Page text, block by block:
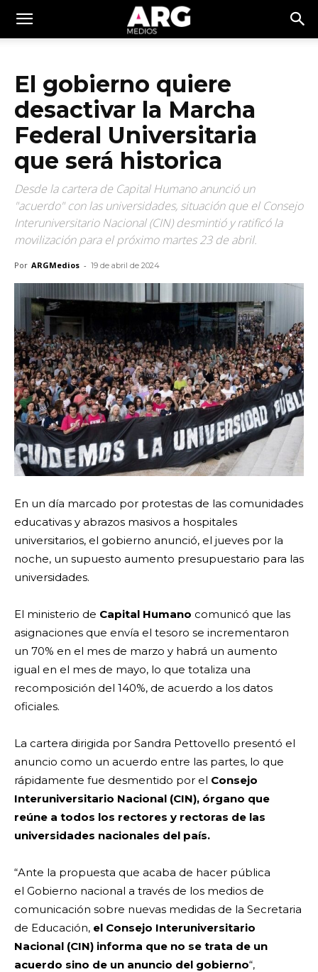
El gobierno quiere
desactivar la Marcha
Federal Universitaria
que será historica
Desde la cartera de Capital Humano anunció un
"acuerdo" con las universidades, situación que el Consejo
Interuniversitario Nacional (CIN) desmintió y ratificó la
movilización para el próximo martes 23 de abril.
Por ARGMedios - 19 de abril de 2024
En un día marcado por protestas de las comunidades
educativas y abrazos masivos a hospitales
universitarios, el gobierno anunció, el jueves por la
noche, un supuesto aumento presupuestario para las
universidades.
El ministerio de Capital Humano comunicó que las
asignaciones que envía el tesoro se incrementaron
un 70% en el mes de marzo y habrá un aumento
igual en el mes de mayo, lo que totaliza una
recomposición del 140%, de acuerdo a los datos
oficiales.
La cartera dirigida por Sandra Pettovello presentó el
anuncio como un acuerdo entre las partes, lo que
rápidamente fue desmentido por el Consejo
Interuniversitario Nacional (CIN), órgano que
reúne a todos los rectores y rectoras de las
universidades nacionales del país.
“Ante la propuesta que acaba de hacer pública
el Gobierno nacional a través de los medios de
comunicación sobre nuevas medidas de la Secretaria
de Educación, el Consejo Interuniversitario
Nacional (CIN) informa que no se trata de un
acuerdo sino de un anuncio del gobierno“,